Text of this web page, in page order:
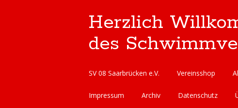
Herzlich
des
Skip
content
SV 08 Saarbrücken e.V. Vereinsshop
Impressum Archiv Datenschutz